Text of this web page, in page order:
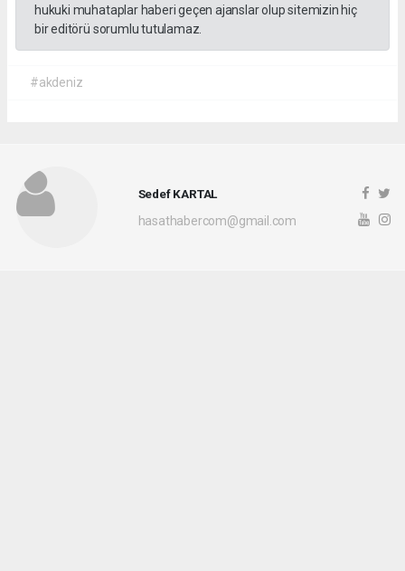
hukuki muhataplar haberi geçen ajanslar olup sitemizin hiç
bir editörü sorumlu tutulamaz.
#akdeniz
Sedef KARTAL
hasathabercom@gmail.com